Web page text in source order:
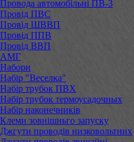
Провода автомобільні ПВ-3
Провід ПВС
Провід ШВВП
Провід ППВ
Провід ВВП
АМГ
Набори
Набір "Веселка"
Набір трубок ПВХ
Набір трубок термоусадочных
Набір наконечників
Клеми зовнішньго запуску
Джгути проводів низковольтних